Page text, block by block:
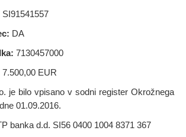
SI91541557
DA
7130457000
7.500,00 EUR
je bilo vpisano v sodni register Okrožnega
01.09.2016.
banka d.d. SI56 0400 1004 8371 367